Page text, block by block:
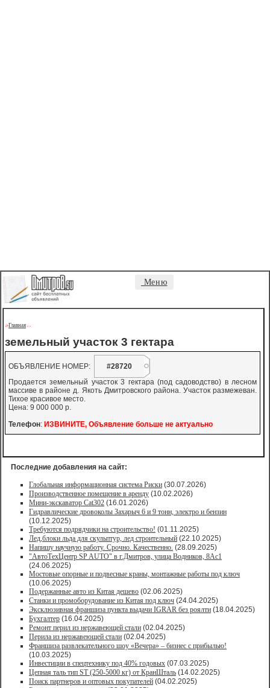
Меню
->Главная - -
земельный участок 3 гектара
ОБЪЯВЛЕНИЕ НОМЕР:
#28720
Продается земельный участок 3 гектара (под садоводство) в лесном
массиве в районе д. Якоть Дмитровского района. Участок размежеван.
Тихое красивое место.
Цена: 9 000 000 р.
Телефон: ИЗВИНИТЕ, Объявление больше не актуально
Последние добавления на сайт:
Глобальная информационная система Риски (30.07.2026)
Производственное помещение в аренду (10.02.2026)
Мини-экскаватор Cat302 (16.01.2026)
Гидравлические дровоколы Захарыч 6 и 9 тонн, электро и бензин
(10.12.2025)
Требуются подрядчики на строительство! (01.11.2025)
Лед,блоки льда для скульптур, лед строительный (22.10.2025)
Напишу научную работу. Срочно. Качественно. (28.09.2025)
"АвтоТехЦентр SP AUTO" в г.Дмитров, улица Водников, 8Ас1
(24.06.2025)
Мостовые опорные и подвесные краны, монтажные работы под ключ
(10.06.2025)
Подержанные авто из Китая дешево (02.06.2025)
Станки и промоборудование из Китая под ключ (24.04.2025)
Эксклюзивная франшиза пункта выдачи IGRAR без роялти (18.04.2025)
Бухгалтер (16.04.2025)
Ремонт перил из нержавеющей стали (02.04.2025)
Перила из нержавеющей стали (02.04.2025)
Франшиза развлекательного шоу «Вечера» – бизнес с прибылью!
(10.03.2025)
Инвестиции в спецтехнику под 40% годовых (07.03.2025)
Цепная таль тип ST (250-5000 кг) от КранШталь (14.02.2025)
Поиск партнеров и оптовых покупателей (04.02.2025)